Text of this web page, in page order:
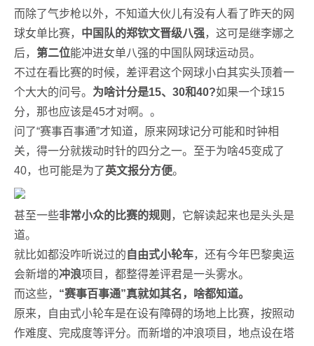
而除了气步枪以外，不知道大伙儿有没有人看了昨天的网
球女单比赛， 中国队的郑钦文晋级八强，这可是继李娜之
后， 第二位能冲进女单八强的中国队网球运动员。
不过在看比赛的时候，差评君这个网球小白其实头顶着一
个大大的问号。 为啥计分是15、30和40?如果一个球15
分，那也应该是45才对啊。。
问了“赛事百事通”才知道，原来网球记分可能和时钟相
关，得一分就拨动时针的四分之一。至于为啥45变成了
40，也可能是为了英文报分方便。
甚至一些非常小众的比赛的规则 ，它解读起来也是头头是
道。
就比如都没咋听说过的 自由式小轮车，还有今年巴黎奥运
会新增的冲浪项目，都整得差评君是一头雾水。
而这些， “赛事百事通”真就如其名，啥都知道。
原来，自由式小轮车是在设有障碍的场地上比赛，按照动
作难度、完成度等评分。而新增的冲浪项目，地点设在塔